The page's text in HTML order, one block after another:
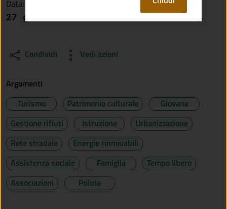
Data:
27 gennaio 2023
Condividi Vedi azioni
Argomenti
Turismo
Patrimonio culturale
Giovane
Gestione rifiuti
Istruzione
Urbanizzazione
Rete stradale
Energie rinnovabili
Assistenza sociale
Famiglia
Tempo libero
Associazioni
Polizia